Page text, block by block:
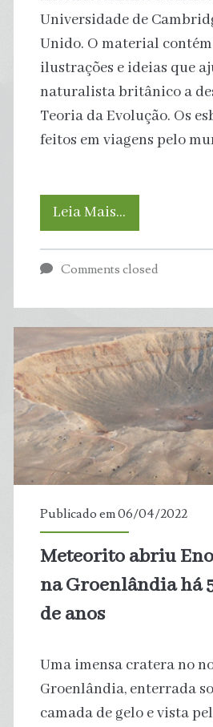
Universidade de
Unido. O material
ilustrações e ideias que
naturalista britânico a
Teoria da Evolução. Os
feitos em viagens pelo
Leia Mais…
são
recuperados
após
anos
Comments closed
Publicado em 06/04/2022
Meteorito abriu
na Groenlândia há
de anos
Uma imensa cratera no
Groenlândia, enterrada
camada de gelo e vista